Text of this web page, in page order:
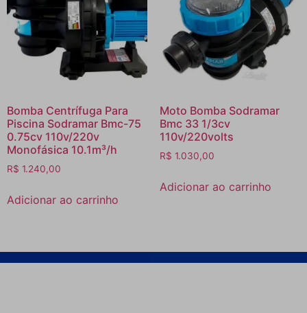
Bomba Centrífuga Para
Piscina Sodramar Bmc-75
0.75cv 110v/220v
Monofásica 10.1m³/h
R$ 1.240,00
Adicionar ao carrinho
Moto Bomba Sodramar
Bmc 33 1/3cv
110v/220volts
R$ 1.030,00
Adicionar ao carrinho